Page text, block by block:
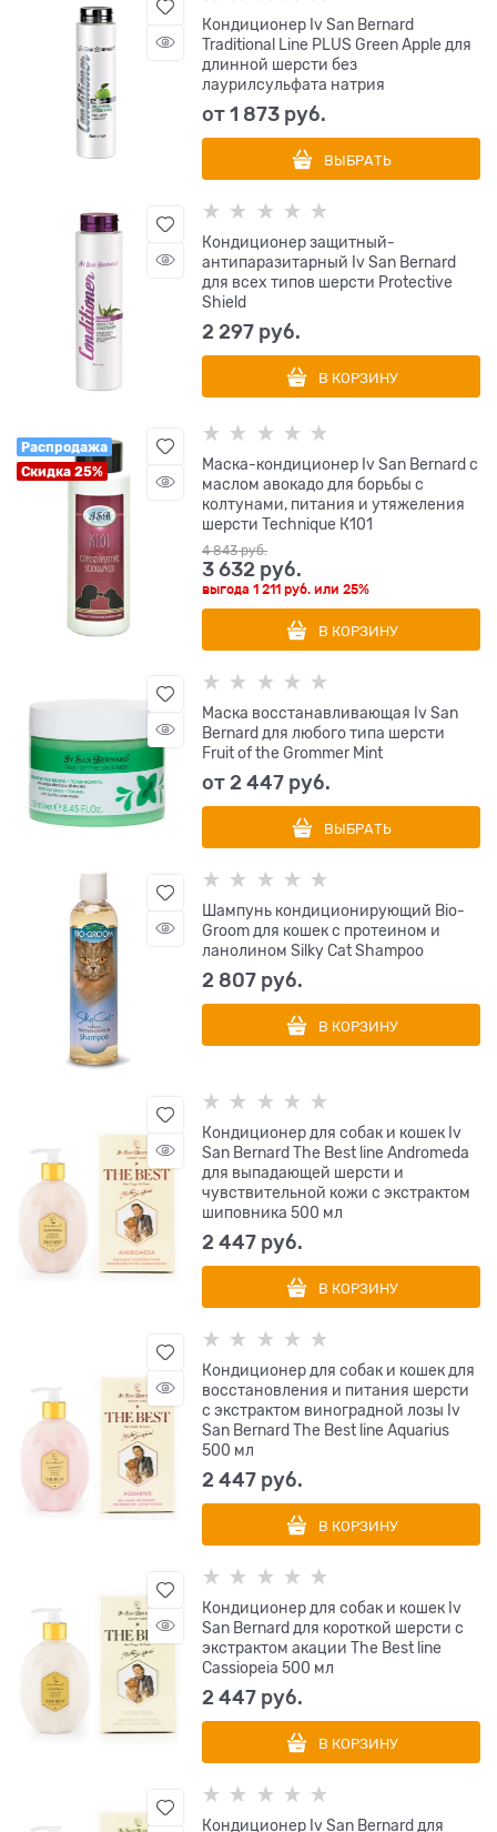
Кондиционер Iv San Bernard
Traditional Line PLUS Green Apple для
длинной шерсти без
лаурилсульфата натрия
от1 873 руб.
ВЫБРАТЬ
Кондиционер защитный-
антипаразитарный Iv San Bernard
для всех типов шерсти Protective
Shield
2 297 руб.
В КОРЗИНУ
Распродажа
Скидка 25%
Маска-кондиционер Iv San Bernard с
маслом авокадо для борьбы с
колтунами, питания и утяжеления
шерсти Technique К101
4 843 руб.
3 632 руб.
выгода1 211 руб. или25%
В КОРЗИНУ
Маска восстанавливающая Iv San
Bernard для любого типа шерсти
Fruit of the Grommer Mint
от2 447 руб.
ВЫБРАТЬ
Шампунь кондиционирующий Bio-
Groom для кошек с протеином и
ланолином Silky Cat Shampoo
2 807 руб.
В КОРЗИНУ
Кондиционер для собак и кошек Iv
San Bernard The Best line Andromeda
для выпадающей шерсти и
чувствительной кожи с экстрактом
шиповника 500 мл
2 447 руб.
В КОРЗИНУ
Кондиционер для собак и кошек для
восстановления и питания шерсти
с экстрактом виноградной лозы Iv
San Bernard The Best line Aquarius
500 мл
2 447 руб.
В КОРЗИНУ
Кондиционер для собак и кошек Iv
San Bernard для короткой шерсти с
экстрактом акации The Best line
Cassiopeia 500 мл
2 447 руб.
В КОРЗИНУ
Кондиционер Iv San Bernard для